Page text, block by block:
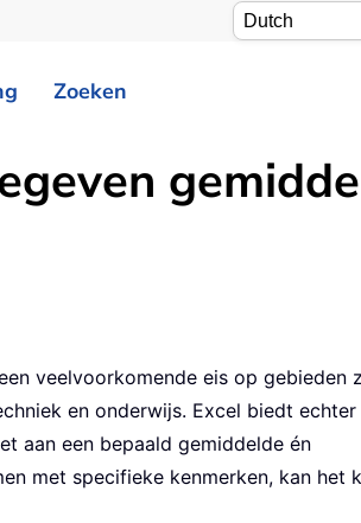
Zoeken
veelvoorkomende eis op gebieden
en onderwijs. Excel biedt echter
aan een bepaald gemiddelde én
met specifieke kenmerken, kan het